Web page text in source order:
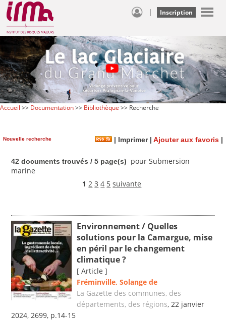
| Inscription
Accueil >> Documentation>> Bibliothèque >> Recherche
Nouvelle recherche | Imprimer| Ajouter aux favoris |
42 documents trouvés / 5 page(s)
pour Submersion
marine
1 2 3 4 5 suivante
Environnement / Quelles
solutions pour la Camargue, mise
en péril par le changement
climatique ?
[ Article ]
Fréminville, Solange de
La Gazette des communes, des
départements, des régions, 22 janvier
2024, 2699, p.14-15